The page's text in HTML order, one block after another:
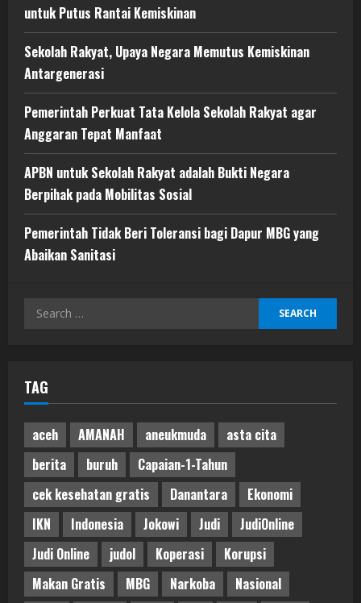
untuk Putus Rantai Kemiskinan
Sekolah Rakyat, Upaya Negara Memutus Kemiskinan
Antargenerasi
Pemerintah Perkuat Tata Kelola Sekolah Rakyat agar
Anggaran Tepat Manfaat
APBN untuk Sekolah Rakyat adalah Bukti Negara
Berpihak pada Mobilitas Sosial
Pemerintah Tidak Beri Toleransi bagi Dapur MBG yang
Abaikan Sanitasi
Search
TAG
aceh AMANAH aneukmuda
asta cita
berita
buruh
Capaian-1-Tahun
cek kesehatan gratis
Danantara
Ekonomi
IKN
Indonesia Jokowi Judi
JudiOnline
Judi Online
judol Koperasi
Korupsi
Makan Gratis
MBG Narkoba
Nasional